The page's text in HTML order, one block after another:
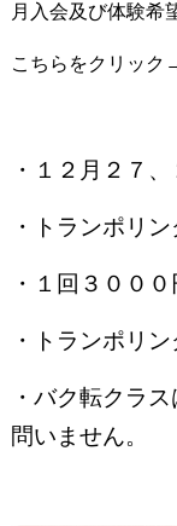
月入会及び体験希
こちらをクリック
・１２月２７
・トランポリ
・１回３００
・トランポリ
・バク転クラ
問いません。